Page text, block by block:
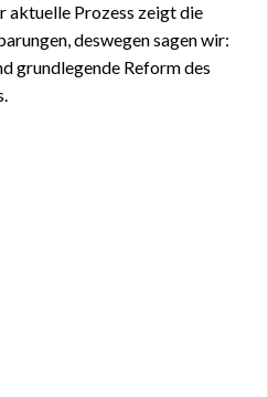
aktuelle Prozess zeigt die
deswegen sagen wir:
grundlegende Reform des